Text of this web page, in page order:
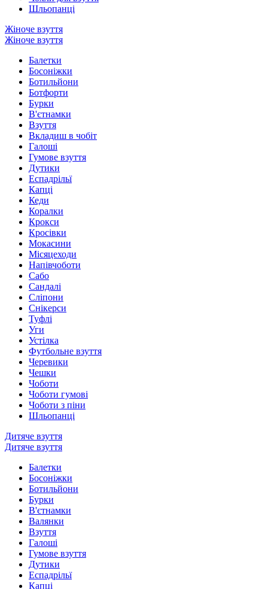
Шльопанці
Жіноче взуття
Жіноче взуття
Балетки
Босоніжки
Ботильйони
Ботфорти
Бурки
В'єтнамки
Взуття
Вкладиш в чобіт
Галоші
Гумове взуття
Дутики
Еспадрільї
Капці
Кеди
Коралки
Крокси
Кросівки
Мокасини
Місяцеходи
Напівчоботи
Сабо
Сандалі
Сліпони
Снікерси
Туфлі
Уги
Устілка
Футбольне взуття
Черевики
Чешки
Чоботи
Чоботи гумові
Чоботи з піни
Шльопанці
Дитяче взуття
Дитяче взуття
Балетки
Босоніжки
Ботильйони
Бурки
В'єтнамки
Валянки
Взуття
Галоші
Гумове взуття
Дутики
Еспадрільї
Капці